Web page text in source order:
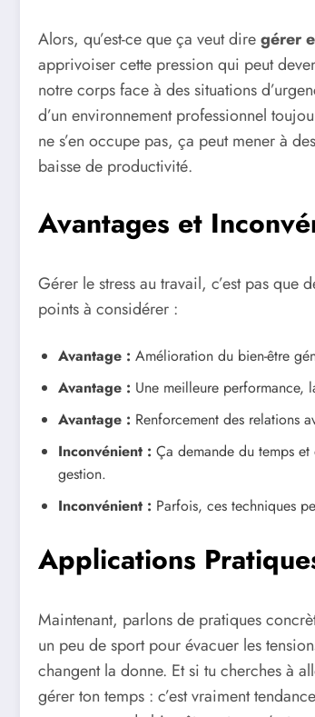
Alors, qu’est-ce que ça veut diregérer
apprivoiser cette pression qui peut
notre corps face à des situations
d’un environnement professionnel
ne s’en occupe pas, ça peut mener à
baisse de productivité.
Avantages et
Gérer le stress au travail, c’est pas que
points à considérer :
Avantage : Amélioration du bien-être
Avantage : Une meilleure performance,
Avantage : Renforcement des relations
Inconvénient : Ça demande du temps
gestion.
Inconvénient : Parfois, ces techniques
Applications
Maintenant, parlons de pratiques
un peu de sport pour évacuer les
changent la donne. Et si tu cherches à
gérer ton temps : c’est vraiment